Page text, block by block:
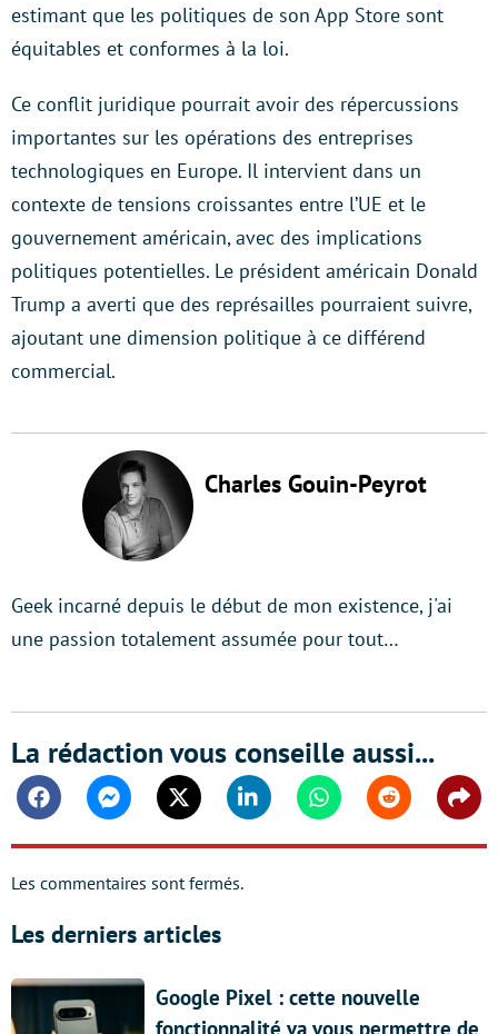
estimant que les politiques de son App Store sont
équitables et conformes à la loi.
Ce conflit juridique pourrait avoir des répercussions
importantes sur les opérations des entreprises
technologiques en Europe. Il intervient dans un
contexte de tensions croissantes entre l’UE et le
gouvernement américain, avec des implications
politiques potentielles. Le président américain Donald
Trump a averti que des représailles pourraient suivre,
ajoutant une dimension politique à ce différend
commercial.
Charles Gouin-Peyrot
Geek incarné depuis le début de mon existence, j'ai
une passion totalement assumée pour tout…
La rédaction vous conseille aussi...
FacebookMessengerTwitter Linkedin WhatsappReddit
Les commentaires sont fermés.
Les derniers articles
Google Pixel : cette nouvelle
fonctionnalité va vous permettre de